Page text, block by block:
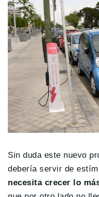
Sin duda este nuevo
debería servir de
necesita crecer lo